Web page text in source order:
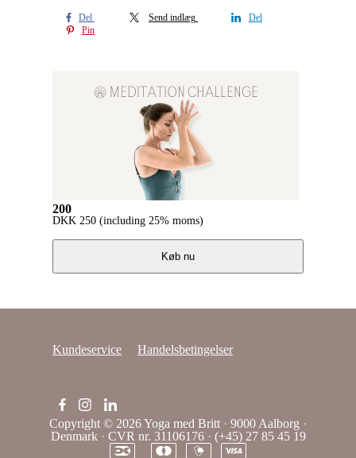
Del Send indlæg
Del
Pin
200
DKK 250 (including 25% moms)
Køb nu
Kundeservice Handelsbetingelser
Copyright © 2026Yoga med Britt · 9000 Aalborg ·
Denmark · CVR nr. 31106176 · (+45) 27 85 45 19